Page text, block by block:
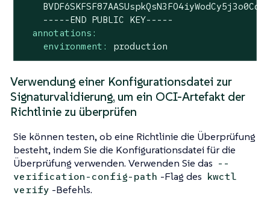
annotations:
environment:
production
Verwendung einer Konfigurationsdatei zur
Signaturvalidierung, um ein OCI-Artefakt der
Richtlinie zu überprüfen
Sie können testen, ob eine Richtlinie die Überprüfung
besteht, indem Sie die Konfigurationsdatei für die
Überprüfung verwenden. Verwenden Sie das --
verification-config-path -Flag des kwctl
verify -Befehls.